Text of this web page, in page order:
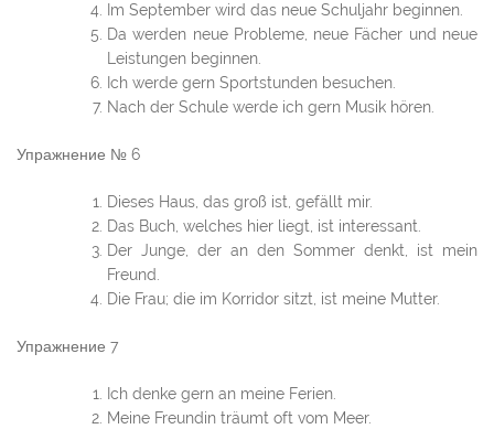
Im September wird das neue Schuljahr beginnen.
Da werden neue Probleme, neue Fächer und neue
Leistungen beginnen.
Ich werde gern Sportstunden besuchen.
Nach der Schule werde ich gern Musik hören.
Упражнение № 6
Dieses Haus, das groß ist, gefällt mir.
Das Buch, welches hier liegt, ist interessant.
Der Junge, der an den Sommer denkt, ist mein
Freund.
Die Frau; die im Korridor sitzt, ist meine Mutter.
Упражнение 7
Ich denke gern an meine Ferien.
Meine Freundin träumt oft vom Meer.